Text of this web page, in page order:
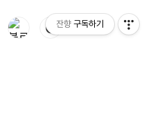
🌓 잔향 구독하기